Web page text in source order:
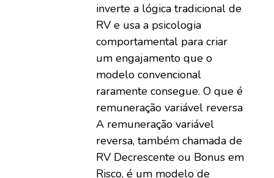
inverte a lógica tradicional de
RV e usa a psicologia
comportamental para criar
um engajamento que o
modelo convencional
raramente consegue. O que é
remuneração variável reversa
A remuneração variável
reversa, também chamada de
RV Decrescente ou Bonus em
Risco, é um modelo de